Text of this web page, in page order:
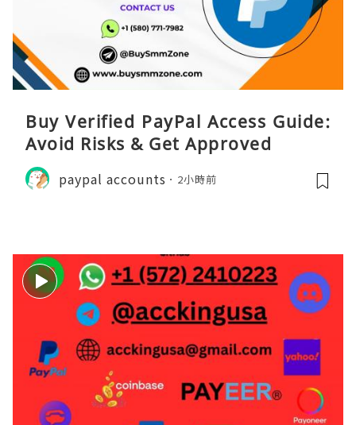
Buy Verified PayPal Access Guide:
Avoid Risks & Get Approved
paypal accounts 2小時前